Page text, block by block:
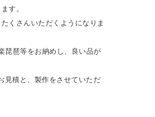
す。
くさんいただくようになりま
琵琶等をお納めし、良い品が
見積と、製作をさせていただ